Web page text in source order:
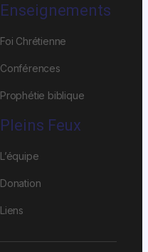
Enseignements
Foi Chrétienne
Conférences
Prophétie biblique
Pleins Feux
L’équipe
Donation
Liens